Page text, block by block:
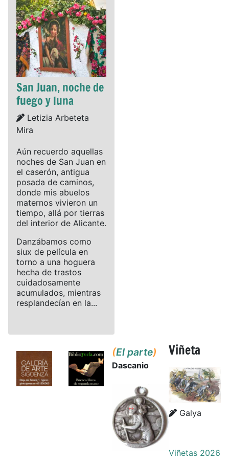
San Juan, noche de
fuego y luna
Details
Letizia Arbeteta
Mira
Aún recuerdo aquellas
noches de San Juan en
el caserón, antigua
posada de caminos,
donde mis abuelos
maternos vivieron un
tiempo, allá por tierras
del interior de Alicante.
Danzábamos como
siux de película en
torno a una hoguera
hecha de trastos
cuidadosamente
acumulados, mientras
resplandecían en la...
(El parte)
Dascanio
Viñeta
Details
Details
Galya
Viñetas 2026